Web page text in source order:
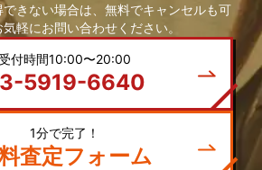
きない場合は、無料でキャンセルも可
軽にお問い合わせください。
5919-6640
1分で完了！
査定フォーム